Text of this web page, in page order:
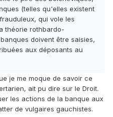
(telles qu'elles existent
qui vole les
théorie rothbardo-
doivent être saisies,
aux déposants au
je me moque de savoir ce
ait pu dire sur le Droit.
les actions de la banque aux
de vulgaires gauchistes.